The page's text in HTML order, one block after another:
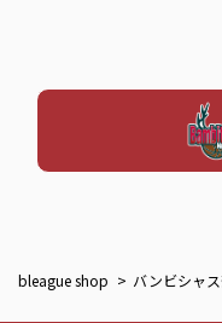
bleague shop バンビシャ